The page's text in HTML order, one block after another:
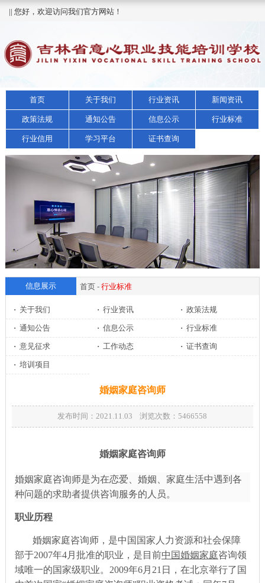
|| 您好，欢迎访问我们官方网站！
首页 关于我们 行业资讯 新闻资讯
政策法规 通知公告 信息公示 行业标准
行业信用 学习平台 证书查询
信息展示 首页- 行业标准
· 关于我们 · 行业资讯 · 政策法规
· 通知公告 · 信息公示 · 行业标准
· 意见征求 · 工作动态 · 证书查询
· 培训项目
婚姻家庭咨询师
发布时间：2021.11.03 浏览次数： 5466558
婚姻家庭咨询师
婚姻家庭咨询师是为在恋爱、婚姻、家庭生活中遇到各
种问题的求助者提供咨询服务的人员。
职业历程
婚姻家庭咨询师，是中国国家人力资源和社会保障
部于2007年4月批准的职业，是目前中国婚姻家庭咨询领
域唯一的国家级职业。 2009年6月21日，在北京举行了国